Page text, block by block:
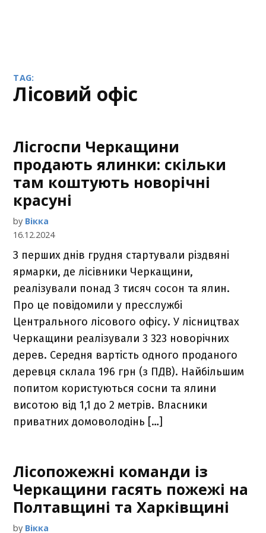
TAG:
лісовий офіс
Лісгоспи Черкащини
продають ялинки: скільки
там коштують новорічні
красуні
by Вікка
16.12.2024
З перших днів грудня стартували різдвяні
ярмарки, де лісівники Черкащини,
реалізували понад 3 тисяч сосон та ялин.
Про це повідомили у пресслужбі
Центрального лісового офісу. У лісництвах
Черкащини реалізували 3 323 новорічних
дерев. Середня вартість одного проданого
деревця склала 196 грн (з ПДВ). Найбільшим
попитом користуються сосни та ялини
висотою від 1,1 до 2 метрів. Власники
приватних домоволодінь […]
Лісопожежні команди із
Черкащини гасять пожежі на
Полтавщині та Харківщині
by Вікка